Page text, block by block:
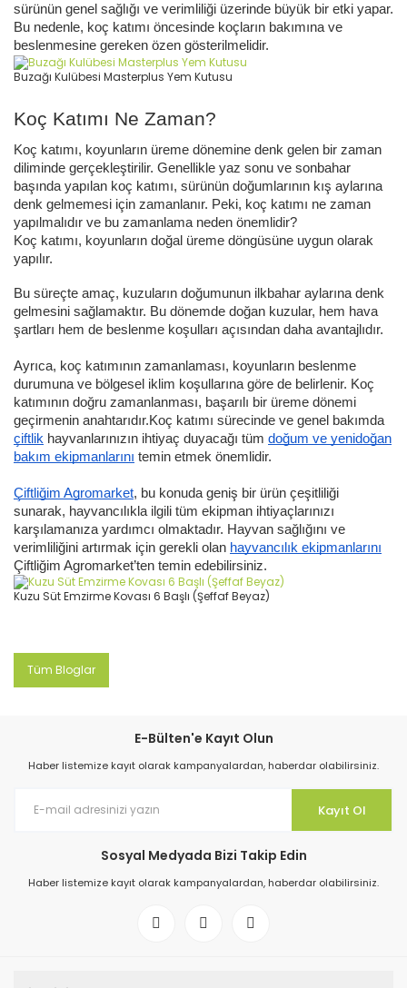
sürünün genel sağlığı ve verimliliği üzerinde büyük bir etki yapar.
Bu nedenle, koç katımı öncesinde koçların bakımına ve
beslenmesine gereken özen gösterilmelidir.
Buzağı Kulübesi Masterplus Yem Kutusu
Koç Katımı Ne Zaman?
Koç katımı, koyunların üreme dönemine denk gelen bir zaman
diliminde gerçekleştirilir. Genellikle yaz sonu ve sonbahar
başında yapılan koç katımı, sürünün doğumlarının kış aylarına
denk gelmemesi için zamanlanır. Peki, koç katımı ne zaman
yapılmalıdır ve bu zamanlama neden önemlidir?
Koç katımı, koyunların doğal üreme döngüsüne uygun olarak
yapılır.
Bu süreçte amaç, kuzuların doğumunun ilkbahar aylarına denk
gelmesini sağlamaktır. Bu dönemde doğan kuzular, hem hava
şartları hem de beslenme koşulları açısından daha avantajlıdır.
Ayrıca, koç katımının zamanlaması, koyunların beslenme
durumuna ve bölgesel iklim koşullarına göre de belirlenir. Koç
katımının doğru zamanlanması, başarılı bir üreme dönemi
geçirmenin anahtarıdır.Koç katımı sürecinde ve genel bakımda
çiftlik hayvanlarınızın ihtiyaç duyacağı tüm doğum ve yenidoğan
bakım ekipmanlarını temin etmek önemlidir.
Çiftliğim Agromarket, bu konuda geniş bir ürün çeşitliliği
sunarak, hayvancılıkla ilgili tüm ekipman ihtiyaçlarınızı
karşılamanıza yardımcı olmaktadır. Hayvan sağlığını ve
verimliliğini artırmak için gerekli olan hayvancılık ekipmanlarını
Çiftliğim Agromarket’ten temin edebilirsiniz.
Kuzu Süt Emzirme Kovası 6 Başlı (Şeffaf Beyaz)
Tüm Bloglar
E-Bülten'e Kayıt Olun
Haber listemize kayıt olarak kampanyalardan, haberdar olabilirsiniz.
Kayıt Ol
Sosyal Medyada Bizi Takip Edin
Haber listemize kayıt olarak kampanyalardan, haberdar olabilirsiniz.